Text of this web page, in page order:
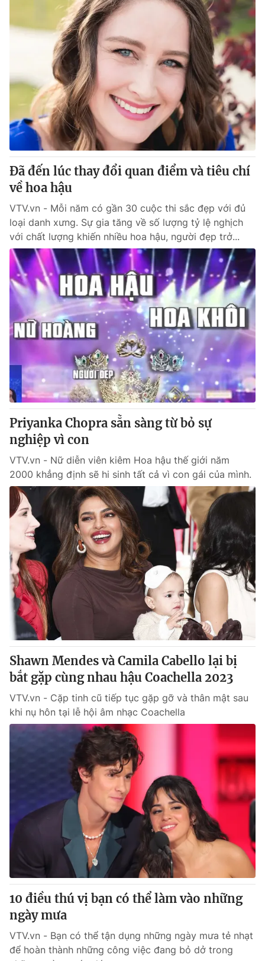
Liên hệ tòa soạn English
THỜI BÁO VTV
Theo dõi báo trên
Cơ quan chủ quản:Đài Truyền hình Việt Nam
Cơ quan báo chí:Thời báo VTV
Giấy phép hoạt động báo in và báo điện tử số 483/GP-BTTTT
cấp ngày 29/12/2023
Tổng Biên tập:
Vũ Thanh Thủy
Phó Tổng Biên tập:Nguyễn Thị Mỹ Hạnh, Phạm Quốc Thắng,
Nguyễn Trọng Ninh
Tổng đài VTV:024.38 355 931 - 024.38 355 932
Ðiện thoại Thời báo VTV:024.66 897 897
Email: toasoan@vtv.vn
Liên hệ quảng cáo:024-7300.7108
® Cấm sao chép dưới mọi hình thức nếu không có sự chấp
thuận bằng văn bản. Ghi rõ nguồn VTV.vn khi phát hành lại
thông tin từ website này.
Đã đến lúc thay đổi quan điểm và tiêu chí
về hoa hậu
VTV.vn - Mỗi năm có gần 30 cuộc thi sắc đẹp với đủ
loại danh xưng. Sự gia tăng về số lượng tỷ lệ nghịch
với chất lượng khiến nhiều hoa hậu, người đẹp trở...
Priyanka Chopra sẵn sàng từ bỏ sự
nghiệp vì con
VTV.vn - Nữ diễn viên kiêm Hoa hậu thế giới năm
2000 khẳng định sẽ hi sinh tất cả vì con gái của mình.
Shawn Mendes và Camila Cabello lại bị
bắt gặp cùng nhau hậu Coachella 2023
VTV.vn - Cặp tinh cũ tiếp tục gặp gỡ và thân mật sau
khi nụ hôn tại lễ hội âm nhạc Coachella
10 điều thú vị bạn có thể làm vào những
ngày mưa
VTV.vn - Bạn có thể tận dụng những ngày mưa tẻ nhạt
để hoàn thành những công việc đang bỏ dở trong